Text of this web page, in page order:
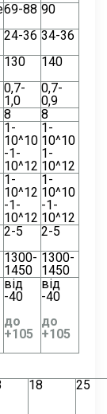
69-88 90
24-36 34-36
130
140
0,7-
1,0
0,7-
0,9
8
8
1-
10^10
-1-
10^12
1-
10^10
1-
10^12
1-
10^12
-1-
10^12
1-
10^10
-1-
10^12
2-5
2-5
1300-
1450
1300-
1450
від
-40
до
+105
від
-40
до
+105
18 25